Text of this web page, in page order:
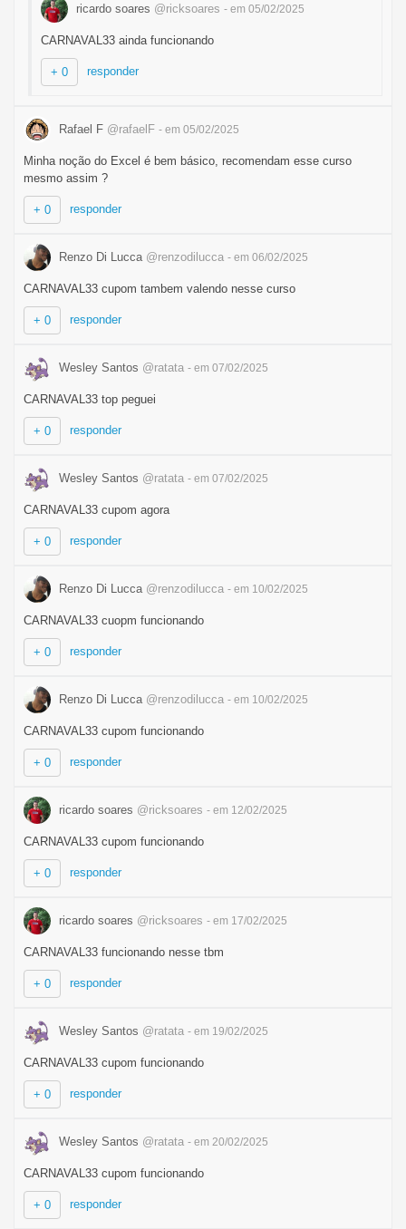
ricardo soares @ricksoares - em 05/02/2025
CARNAVAL33 ainda funcionando
+ 0 responder
Rafael F @rafaelF - em 05/02/2025
Minha noção do Excel é bem básico, recomendam esse curso
mesmo assim ?
+ 0 responder
Renzo Di Lucca @renzodilucca - em 06/02/2025
CARNAVAL33 cupom tambem valendo nesse curso
+ 0 responder
Wesley Santos @ratata - em 07/02/2025
CARNAVAL33 top peguei
+ 0 responder
Wesley Santos @ratata - em 07/02/2025
CARNAVAL33 cupom agora
+ 0 responder
Renzo Di Lucca @renzodilucca - em 10/02/2025
CARNAVAL33 cuopm funcionando
+ 0 responder
Renzo Di Lucca @renzodilucca - em 10/02/2025
CARNAVAL33 cupom funcionando
+ 0 responder
ricardo soares @ricksoares - em 12/02/2025
CARNAVAL33 cupom funcionando
+ 0 responder
ricardo soares @ricksoares - em 17/02/2025
CARNAVAL33 funcionando nesse tbm
+ 0 responder
Wesley Santos @ratata - em 19/02/2025
CARNAVAL33 cupom funcionando
+ 0 responder
Wesley Santos @ratata - em 20/02/2025
CARNAVAL33 cupom funcionando
+ 0 responder